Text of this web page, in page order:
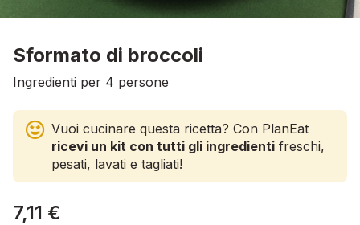
Sformato di broccoli
Ingredienti per 4 persone
Vuoi cucinare questa ricetta? Con PlanEat
ricevi un kit con tutti gli ingredienti freschi,
pesati, lavati e tagliati!
7,11 €